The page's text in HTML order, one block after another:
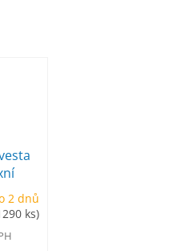
2 dnů
ks)